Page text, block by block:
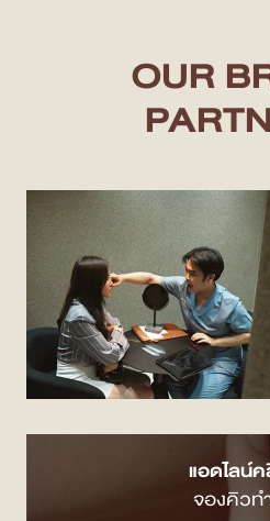
OUR
แอดไลน์
จองคิวท